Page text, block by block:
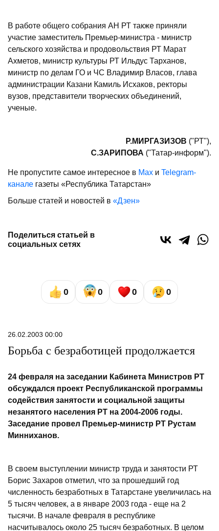
В работе общего собрания АН РТ также приняли
участие заместитель Премьер-министра - министр
сельского хозяйства и продовольствия РТ Марат
Ахметов, министр культуры РТ Ильдус Тарханов,
министр по делам ГО и ЧС Владимир Власов, глава
администрации Казани Камиль Исхаков, ректоры
вузов, представители творческих объединений,
ученые.
Р.МИРГАЗИЗОВ ("РТ"),
С.ЗАРИПОВА ("Татар-информ").
Не пропустите самое интересное в Max и Telegram-
канале газеты «Республика Татарстан»
Больше статей и новостей в «Дзен»
Поделиться статьей в
социальных сетях
0 0 0 0
26.02.2003 00:00
Борьба с безработицей продолжается
24 февраля на заседании Кабинета Министров РТ
обсуждался проект Республиканской программы
содействия занятости и социальной защиты
незанятого населения РТ на 2004-2006 годы.
Заседание провел Премьер-министр РТ Рустам
Минниханов.
В своем выступлении министр труда и занятости РТ
Борис Захаров отметил, что за прошедший год
численность безработных в Татарстане увеличилась на
5 тысяч человек, а в январе 2003 года - еще на 2
тысячи. В начале февраля в республике
насчитывалось около 25 тысяч безработных. В целом